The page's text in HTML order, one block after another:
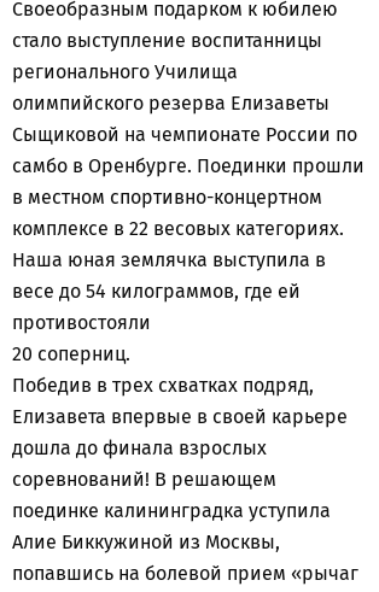
Своеобразным подарком к юбилею
стало выступление воспитанницы
регионального Училища
олимпийского резерва Елизаветы
Сыщиковой на чемпионате России по
самбо в Оренбурге. Поединки прошли
в местном спортивно-концертном
комплексе в 22 весовых категориях.
Наша юная землячка выступила в
весе до 54 килограммов, где ей
противостояли
20 соперниц.
Победив в трех схватках подряд,
Елизавета впервые в своей карьере
дошла до финала взрослых
соревнований! В решающем
поединке калининградка уступила
Алие Биккужиной из Москвы,
попавшись на болевой прием «рычаг